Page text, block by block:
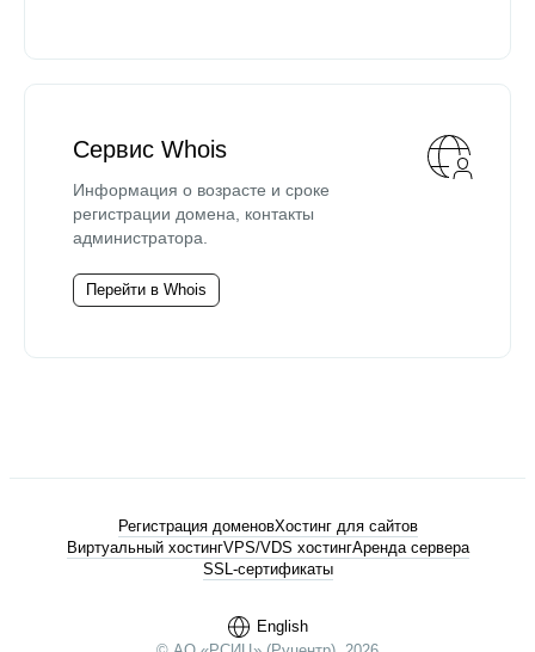
Сервис Whois
Информация о возрасте и сроке
регистрации домена, контакты
администратора.
Перейти в Whois
English
Регистрация доменовХостинг для сайтов
Виртуальный хостингVPS/VDS хостингАренда сервера
SSL-сертификаты